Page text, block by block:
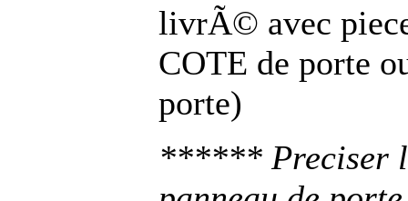
livrÃ© avec
COTE de porte
porte)
****** Preciser